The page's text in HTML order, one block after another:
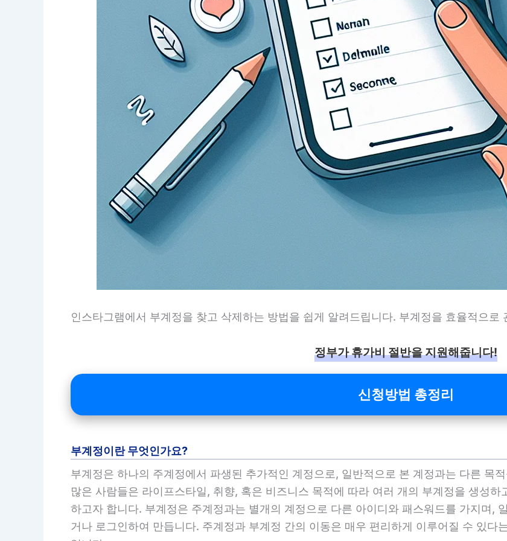
인스타그램에서 부계정을 찾고 삭제하는 방법을 쉽게 알려드립니다. 부계정을 효율적으로
정부가 휴가비 절반을 지원해줍니다!
신청방법 총정리
부계정이란 무엇인가요?
부계정은 하나의 주계정에서 파생된 추가적인 계정으로, 일반적으로 본 계정과는 다른 목
많은 사람들은 라이프스타일, 취향, 혹은 비즈니스 목적에 따라 여러 개의 부계정을 생성
하고자 합니다. 부계정은 주계정과는 별개의 계정으로 다른 아이디와 패스워드를 가지며,
거나 로그인하여 만듭니다. 주계정과 부계정 간의 이동은 매우 편리하게 이루어질 수 있다